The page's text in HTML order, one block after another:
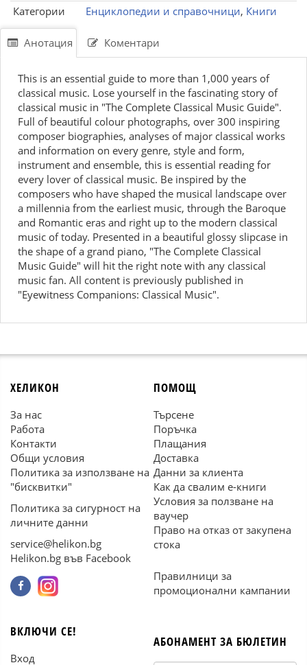
Категории
Енциклопедии и справочници, Книги
Анотация Коментари
This is an essential guide to more than 1,000 years of
classical music. Lose yourself in the fascinating story of
classical music in "The Complete Classical Music Guide".
Full of beautiful colour photographs, over 300 inspiring
composer biographies, analyses of major classical works
and information on every genre, style and form,
instrument and ensemble, this is essential reading for
every lover of classical music. Be inspired by the
composers who have shaped the musical landscape over
a millennia from the earliest music, through the Baroque
and Romantic eras and right up to the modern classical
music of today. Presented in a beautiful glossy slipcase in
the shape of a grand piano, "The Complete Classical
Music Guide" will hit the right note with any classical
music fan. All content is previously published in
"Eyewitness Companions: Classical Music".
ХЕЛИКОН
За нас
Работа
Контакти
Общи условия
Политика за използване на
"бисквитки"
Политика за сигурност на
личните данни
service@helikon.bg
Helikon.bg във Facebook
ПОМОЩ
Търсене
Поръчка
Плащания
Доставка
Данни за клиента
Как да свалим е-книги
Условия за ползване на
ваучер
Право на отказ от закупена
стока
Правилници за
промоционални кампании
ВКЛЮЧИ СЕ!
Вход
АБОНАМЕНТ ЗА БЮЛЕТИН